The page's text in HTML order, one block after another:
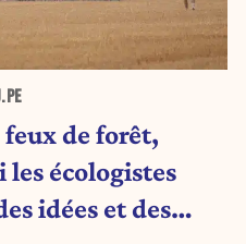
de forêt,
écologistes
idées et des